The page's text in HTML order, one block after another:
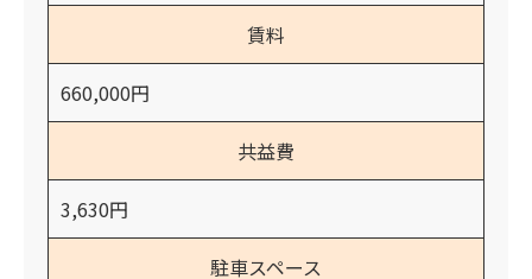
賃料
660,000円
共益費
3,630円
駐車スペース